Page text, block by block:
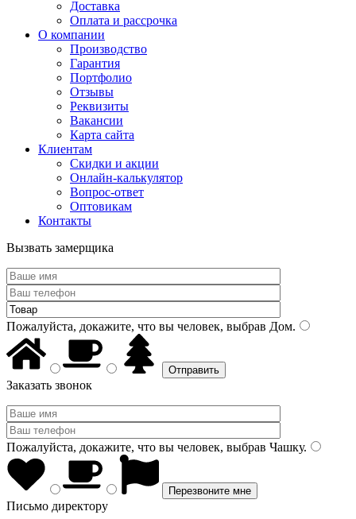
Доставка
Оплата и рассрочка
О компании
Производство
Гарантия
Портфолио
Отзывы
Реквизиты
Вакансии
Карта сайта
Клиентам
Скидки и акции
Онлайн-калькулятор
Вопрос-ответ
Оптовикам
Контакты
Вызвать замерщика
Пожалуйста, докажите, что вы человек, выбрав Дом.
Заказать звонок
Пожалуйста, докажите, что вы человек, выбрав Чашку.
Письмо директору